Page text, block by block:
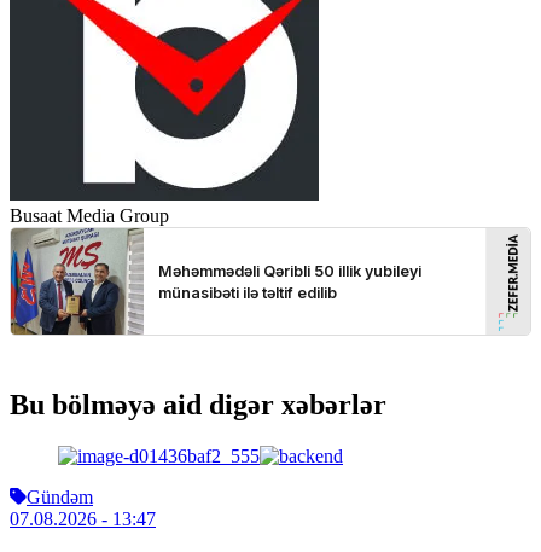
Busaat Media Group
Bu bölməyə aid digər xəbərlər
Gündəm
07.08.2026 - 13:47